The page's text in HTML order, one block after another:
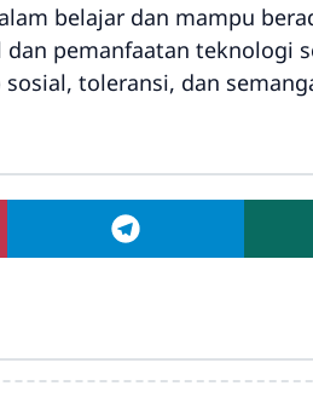
belajar dan mampu
pemanfaatan teknologi
toleransi, dan